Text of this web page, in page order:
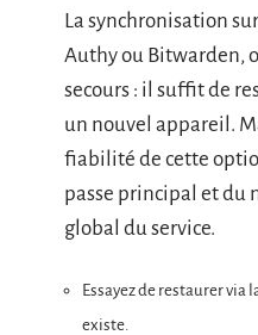
La synchronisation
Authy ou Bitwarden,
secours : il suffit de
un nouvel appareil.
fiabilité de cette
passe principal et du
global du service.
Essayez de restaurer via
existe.